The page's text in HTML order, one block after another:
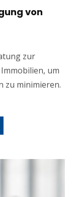
von
zur
um
zu minimieren.